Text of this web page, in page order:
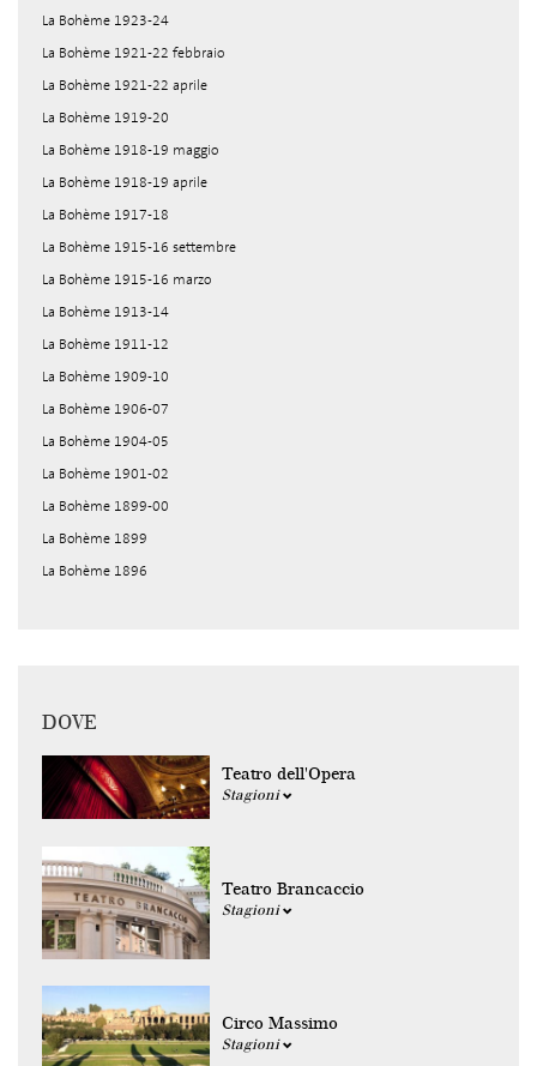
La Bohème 1923-24
La Bohème 1921-22 febbraio
La Bohème 1921-22 aprile
La Bohème 1919-20
La Bohème 1918-19 maggio
La Bohème 1918-19 aprile
La Bohème 1917-18
La Bohème 1915-16 settembre
La Bohème 1915-16 marzo
La Bohème 1913-14
La Bohème 1911-12
La Bohème 1909-10
La Bohème 1906-07
La Bohème 1904-05
La Bohème 1901-02
La Bohème 1899-00
La Bohème 1899
La Bohème 1896
DOVE
Teatro dell'Opera
Stagioni
Teatro Brancaccio
Stagioni
Circo Massimo
Stagioni